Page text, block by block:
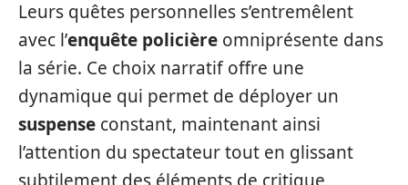
Leurs quêtes personnelles s’entremêlent
avec l’enquête policière omniprésente dans
la série. Ce choix narratif offre une
dynamique qui permet de déployer un
suspense constant, maintenant ainsi
l’attention du spectateur tout en glissant
subtilement des éléments de critique